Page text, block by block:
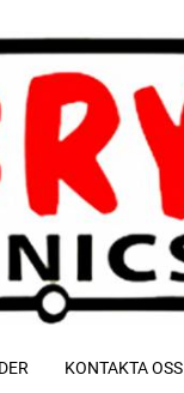
KONTAKTA OSS